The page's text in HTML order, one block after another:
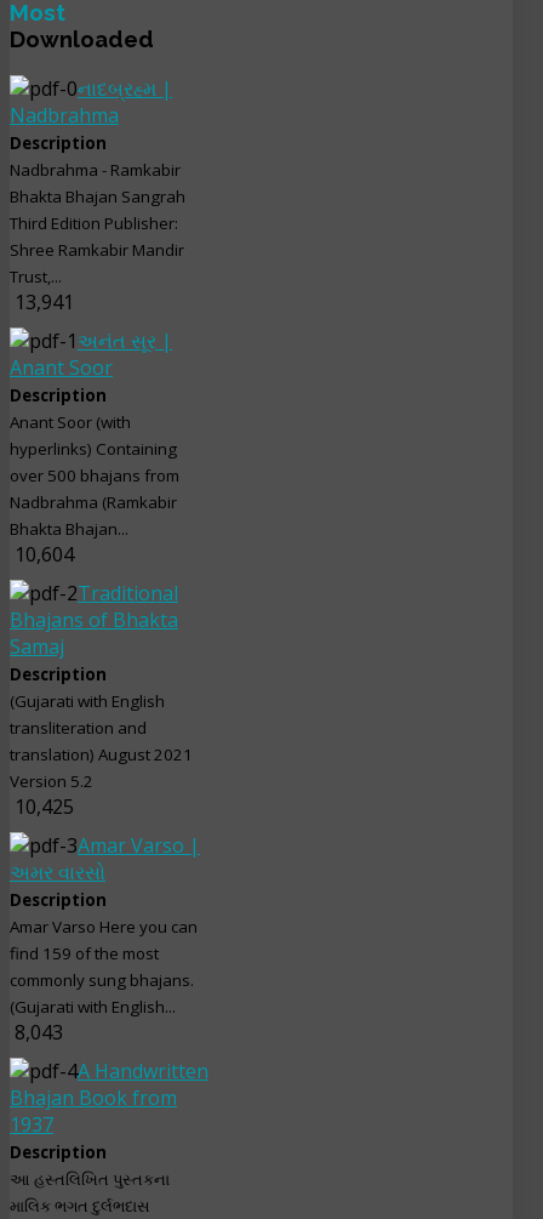
Most
Downloaded
નાદબ્રહ્મ |
Nadbrahma
Description
Nadbrahma - Ramkabir
Bhakta Bhajan Sangrah
Third Edition Publisher:
Shree Ramkabir Mandir
Trust,...
13,941
અનંત સૂર |
Anant Soor
Description
Anant Soor (with
hyperlinks) Containing
over 500 bhajans from
Nadbrahma (Ramkabir
Bhakta Bhajan...
10,604
Traditional
Bhajans of Bhakta
Samaj
Description
(Gujarati with English
transliteration and
translation) August 2021
Version 5.2
10,425
Amar Varso |
અમર વારસો
Description
Amar Varso Here you can
find 159 of the most
commonly sung bhajans.
(Gujarati with English...
8,043
A Handwritten
Bhajan Book from
1937
Description
આ હસ્તલિખિત પુસ્તકના
માલિક ભગત દુર્લભદાસ